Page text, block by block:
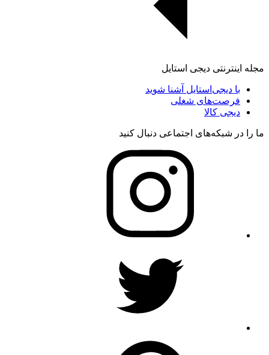
مجله اینترنتی دیجی استایل
با دیجی‌استایل آشنا شوید
فرصت‌های شغلی
دیجی کالا
ما را در شبکه‌های اجتماعی دنبال کنید